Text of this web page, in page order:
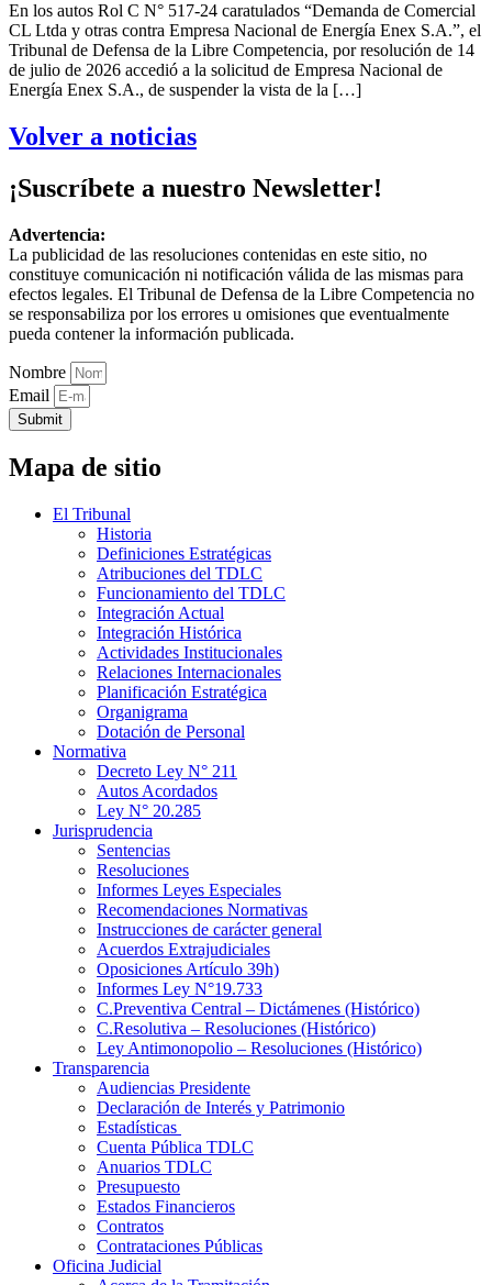
En los autos Rol C N° 517-24 caratulados “Demanda de Comercial
CL Ltda y otras contra Empresa Nacional de Energía Enex S.A.”, el
Tribunal de Defensa de la Libre Competencia, por resolución de 14
de julio de 2026 accedió a la solicitud de Empresa Nacional de
Energía Enex S.A., de suspender la vista de la […]
Volver a noticias
¡Suscríbete a nuestro Newsletter!
Advertencia:
La publicidad de las resoluciones contenidas en este sitio, no
constituye comunicación ni notificación válida de las mismas para
efectos legales. El Tribunal de Defensa de la Libre Competencia no
se responsabiliza por los errores u omisiones que eventualmente
pueda contener la información publicada.
Nombre
Email
Submit
Mapa de sitio
El Tribunal
Historia
Definiciones Estratégicas
Atribuciones del TDLC
Funcionamiento del TDLC
Integración Actual
Integración Histórica
Actividades Institucionales
Relaciones Internacionales
Planificación Estratégica
Organigrama
Dotación de Personal
Normativa
Decreto Ley N° 211
Autos Acordados
Ley N° 20.285
Jurisprudencia
Sentencias
Resoluciones
Informes Leyes Especiales
Recomendaciones Normativas
Instrucciones de carácter general
Acuerdos Extrajudiciales
Oposiciones Artículo 39h)
Informes Ley N°19.733
C.Preventiva Central – Dictámenes (Histórico)
C.Resolutiva – Resoluciones (Histórico)
Ley Antimonopolio – Resoluciones (Histórico)
Transparencia
Audiencias Presidente
Declaración de Interés y Patrimonio
Estadísticas
Cuenta Pública TDLC
Anuarios TDLC
Presupuesto
Estados Financieros
Contratos
Contrataciones Públicas
Oficina Judicial